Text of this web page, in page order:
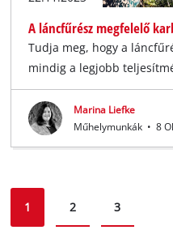
A láncfűrész megfelelő
Tudja meg, hogy a
mindig a legjobb
Marina Liefke
Műhelymunkák • 8
1 2 3